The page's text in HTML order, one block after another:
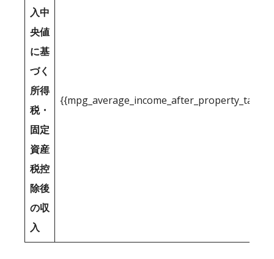
入中
央値
に基
づく
所得
税・
固定
資産
税控
除後
の収
入